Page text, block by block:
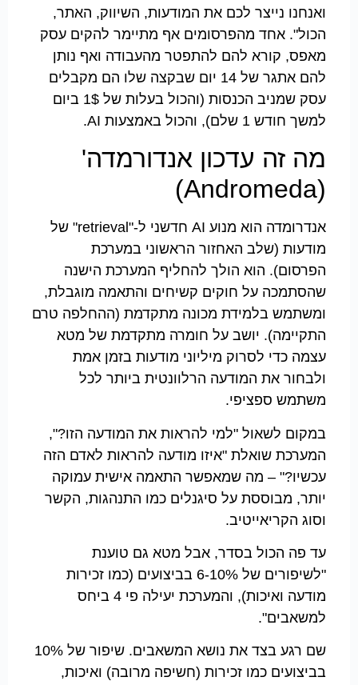
ואנחנו נייצר לכם את המודעות, השיווק, האתר,
הכול". אחד מהפרסומים אף מתיימר להקים עסק
מאפס, קורא להם להתפטר מהעבודה ואף נותן
להם אתגר של 14 יום שבקצה שלו הם מקבלים
עסק שמניב הכנסות (והכול בעלות של 1$ ביום
למשך חודש 1 שלם), והכול באמצעות AI.
מה זה עדכון אנדורמדה'
(Andromeda)
אנדרומדה הוא מנוע AI חדשני ל-"retrieval" של
מודעות (שלב האחזור הראשוני במערכת
הפרסום). הוא הולך להחליף המערכת הישנה
שהסתמכה על חוקים קשיחים והתאמה מוגבלת,
ומשתמש בלמידת מכונה מתקדמת (ההחלפה טרם
התקיימה). יושב על חומרה מתקדמת של מטא
עצמה כדי לסרוק מיליוני מודעות בזמן אמת
ולבחור את המודעה הרלוונטית ביותר לכל
משתמש ספציפי.
במקום לשאול "למי להראות את המודעה הזו?",
המערכת שואלת "איזו מודעה להראות לאדם הזה
עכשיו?" – מה שמאפשר התאמה אישית עמוקה
יותר, מבוססת על סיגנלים כמו התנהגות, הקשר
וסוג הקריאייטיב.
עד פה הכול בסדר, אבל מטא גם טוענת
"לשיפורים של 6-10% בביצועים (כמו זכירות
מודעה ואיכות), והמערכת יעילה פי 4 ביחס
למשאבים".
שם רגע בצד את נושא המשאבים. שיפור של 10%
בביצועים כמו זכירות (חשיפה מרובה) ואיכות,